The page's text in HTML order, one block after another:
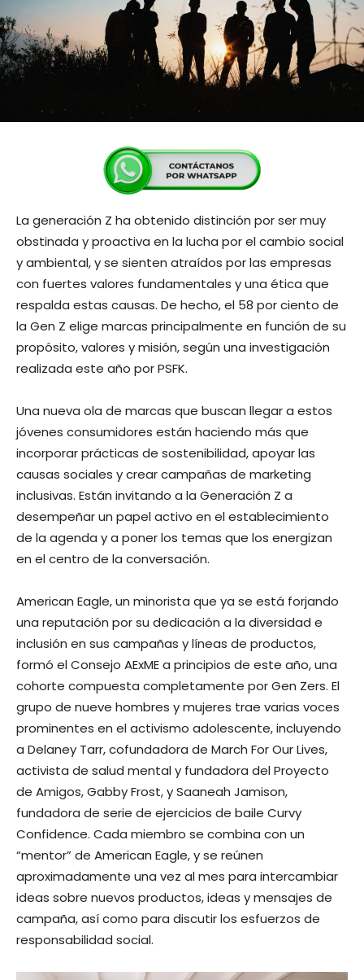
La generación Z ha obtenido distinción por ser muy
obstinada y proactiva en la lucha por el cambio social
y ambiental, y se sienten atraídos por las empresas
con fuertes valores fundamentales y una ética que
respalda estas causas. De hecho, el 58 por ciento de
la Gen Z elige marcas principalmente en función de su
propósito, valores y misión, según una investigación
realizada este año por PSFK.
Una nueva ola de marcas que buscan llegar a estos
jóvenes consumidores están haciendo más que
incorporar prácticas de sostenibilidad, apoyar las
causas sociales y crear campañas de marketing
inclusivas. Están invitando a la Generación Z a
desempeñar un papel activo en el establecimiento
de la agenda y a poner los temas que los energizan
en el centro de la conversación.
American Eagle, un minorista que ya se está forjando
una reputación por su dedicación a la diversidad e
inclusión en sus campañas y líneas de productos,
formó el Consejo AExME a principios de este año, una
cohorte compuesta completamente por Gen Zers. El
grupo de nueve hombres y mujeres trae varias voces
prominentes en el activismo adolescente, incluyendo
a Delaney Tarr, cofundadora de March For Our Lives,
activista de salud mental y fundadora del Proyecto
de Amigos, Gabby Frost, y Saaneah Jamison,
fundadora de serie de ejercicios de baile Curvy
Confidence. Cada miembro se combina con un
“mentor” de American Eagle, y se reúnen
aproximadamente una vez al mes para intercambiar
ideas sobre nuevos productos, ideas y mensajes de
campaña, así como para discutir los esfuerzos de
responsabilidad social.